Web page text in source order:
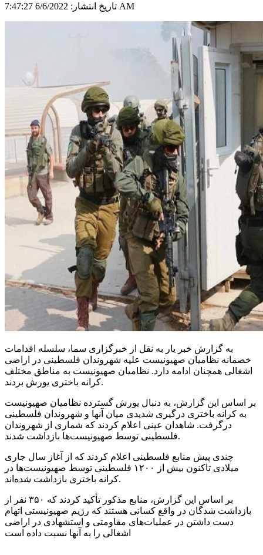
تاریخ انتشار: 6/6/2022 7:47:27 AM
به گزارش خبر یار به نقل از خبرگزاری سما، سلسله اقدامات
خصمانه نظامیان صهیونیست علیه شهروندان فلسطینی در اراضی
اشغالی همچنان ادامه دارد. نظامیان صهیونیست به مناطق مختلف
کرانه باختری یورش بردند.
بر اساس این گزارش، به دنبال یورش گسترده نظامیان صهیونیست
به کرانه باختری درگیری شدیدی میان آنها و شهروندان فلسطینی
درگرفت. شاهدان عینی اعلام کردند که شماری از شهروندان
فلسطینی توسط صهیونیست‌ها بازداشت شدند.
چندی پیش منابع فلسطینی اعلام کردند که از آغاز سال جاری
میلادی تاکنون بیش از ۱۲۰۰ فلسطینی توسط صهیونیست‌ها در
کرانه باختری بازداشت شده‌اند.
بر اساس این گزارش، منابع مذکور تأکید کردند که ۳۵۰ نفر از
بازداشت شدگان در واقع کسانی هستند که رژیم صهیونیستی اتهام
دست داشتن در عملیات‌های مقاومتی و استشهادی در اراضی
اشغالی را به آنها نسبت داده است